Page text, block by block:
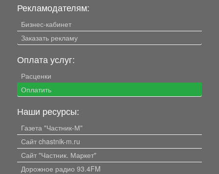
Рекламодателям:
Бизнес-кабинет
Заказать рекламу
Оплата услуг:
Расценки
Оплатить
Наши ресурсы:
Газета "Частник-М"
Сайт chastnik-m.ru
Сайт "Частник. Маркет"
Дорожное радио 93.4FM